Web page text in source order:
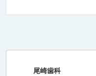
尾崎歯科